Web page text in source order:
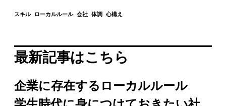
スキル ローカルルール 会社 体調 心構え
最新記事はこちら
企業に存在するローカルルール